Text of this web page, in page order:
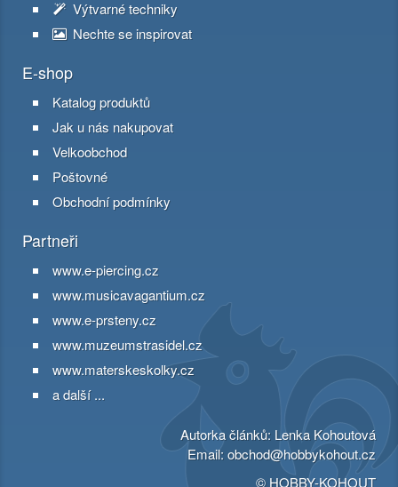
Výtvarné techniky
Nechte se inspirovat
E-shop
Katalog produktů
Jak u nás nakupovat
Velkoobchod
Poštovné
Obchodní podmínky
Partneři
www.e-piercing.cz
www.musicavagantium.cz
www.e-prsteny.cz
www.muzeumstrasidel.cz
www.materskeskolky.cz
a další ...
Autorka článků: Lenka Kohoutová
Email:obchod@hobbykohout.cz
© HOBBY-KOHOUT